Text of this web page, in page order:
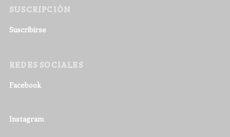
SUSCRIPCIÓN
Suscribirse
REDES SOCIALES
Facebook
Instagram